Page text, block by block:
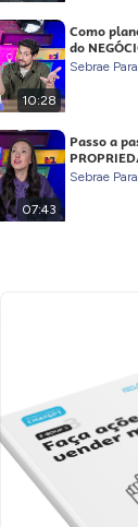
10:28
Como
do
Sebrae
07:43
Passo a
Sebrae